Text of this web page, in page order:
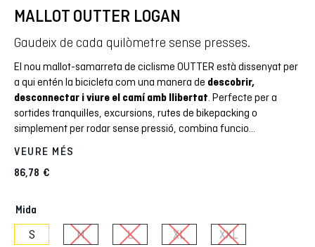
MALLOT OUTTER LOGAN
Gaudeix de cada quilòmetre sense presses.
El nou mallot-samarreta de ciclisme OUTTER està dissenyat per
a qui entén la bicicleta com una manera de descobrir,
desconnectar i viure el camí amb llibertat . Perfecte per a
sortides tranquil·les, excursions, rutes de bikepacking o
simplement per rodar sense pressió, combina funcio
VEURE MÉS
86,78 €
Mida
S M L XL XXL